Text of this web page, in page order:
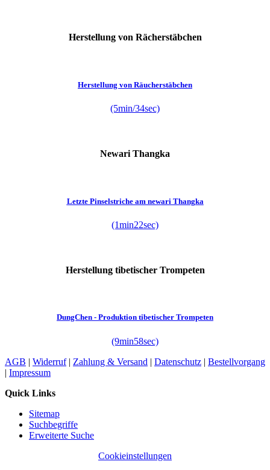
Herstellung von Rächerstäbchen
Herstellung von Räucherstäbchen
(5min/34sec)
Newari Thangka
Letzte Pinselstriche am newari Thangka
(1min22sec)
Herstellung tibetischer Trompeten
DungChen - Produktion tibetischer Trompeten
(9min58sec)
AGB | Widerruf| Zahlung & Versand | Datenschutz | Bestellvorgang
| Impressum
Quick Links
Sitemap
Suchbegriffe
Erweiterte Suche
Cookieinstellungen